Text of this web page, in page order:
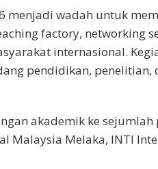
menjadi wadah untuk
factory, networking
internasional.
pendidikan, penelitian,
akademik ke
Malaysia Melaka, INTI